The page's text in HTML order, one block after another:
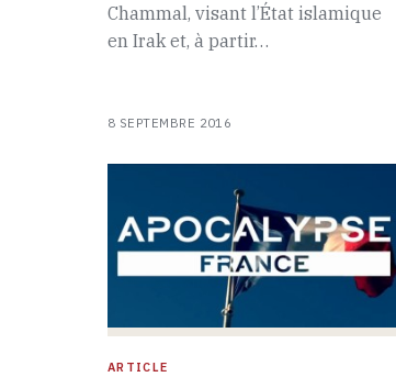
Chammal, visant l’État islamique
en Irak et, à partir…
8 SEPTEMBRE 2016
ARTICLE